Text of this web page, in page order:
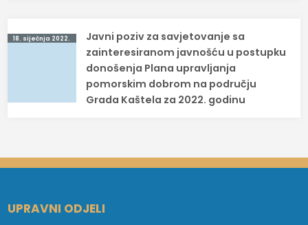
18. siječnja 2022.
Javni poziv za savjetovanje sa
zainteresiranom javnošću u postupku
donošenja Plana upravljanja
pomorskim dobrom na području
Grada Kaštela za 2022. godinu
UPRAVNI ODJELI